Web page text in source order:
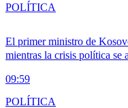
El primer ministro de
mientras la crisis política se
09:59
POLÍTICA
POLÍTICA